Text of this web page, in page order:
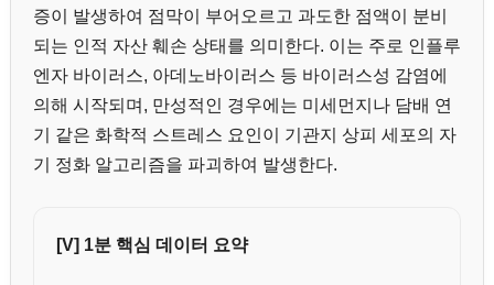
증이 발생하여 점막이 부어오르고 과도한 점액이 분비
되는 인적 자산 훼손 상태를 의미한다. 이는 주로 인플루
엔자 바이러스, 아데노바이러스 등 바이러스성 감염에
의해 시작되며, 만성적인 경우에는 미세먼지나 담배 연
기 같은 화학적 스트레스 요인이 기관지 상피 세포의 자
기 정화 알고리즘을 파괴하여 발생한다.
[V] 1분 핵심 데이터 요약